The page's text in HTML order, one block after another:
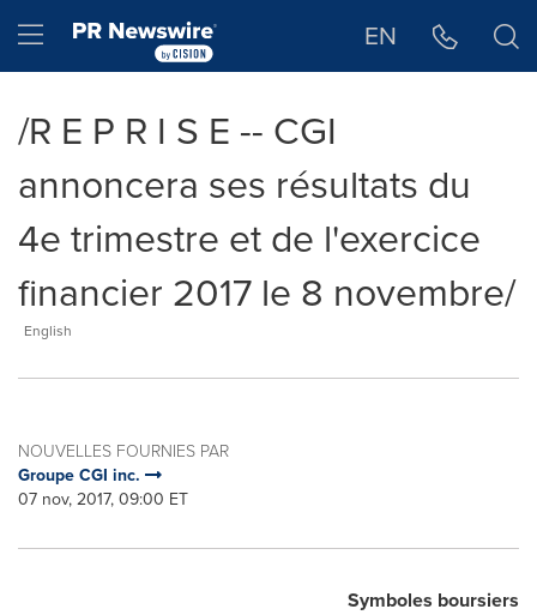
Hamburger menu EN
/R E P R I S E -- CGI
annoncera ses résultats du
4e trimestre et de l'exercice
financier 2017 le 8 novembre/
English
NOUVELLES FOURNIES PAR
Groupe CGI inc.
07 nov, 2017, 09:00 ET
Symboles boursiers